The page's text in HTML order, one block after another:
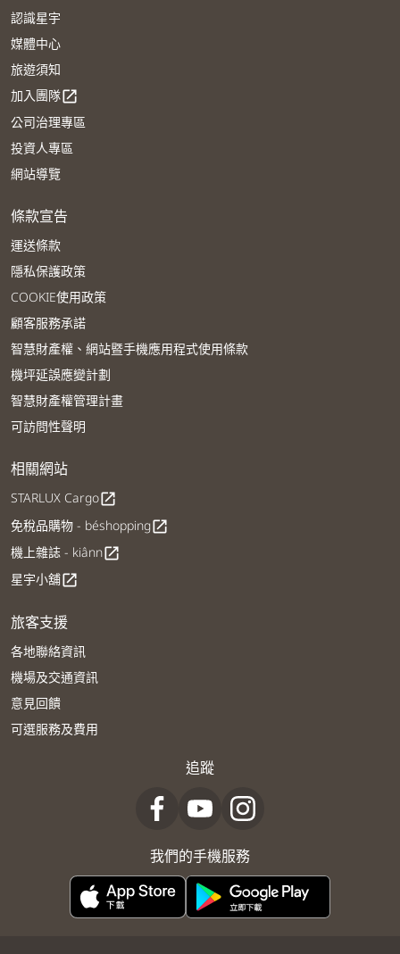
認識星宇
媒體中心
旅遊須知
加入團隊open_in_new
公司治理專區
投資人專區
網站導覽
條款宣告
運送條款
隱私保護政策
COOKIE使用政策
顧客服務承諾
智慧財產權、網站暨手機應用程式使用條款
機坪延誤應變計劃
智慧財產權管理計畫
可訪問性聲明
相關網站
STARLUX Cargoopen_in_new
免稅品購物 - béshoppingopen_in_new
機上雜誌 - kiânnopen_in_new
星宇小舖open_in_new
旅客支援
各地聯絡資訊
機場及交通資訊
意見回饋
可選服務及費用
追蹤
我們的手機服務